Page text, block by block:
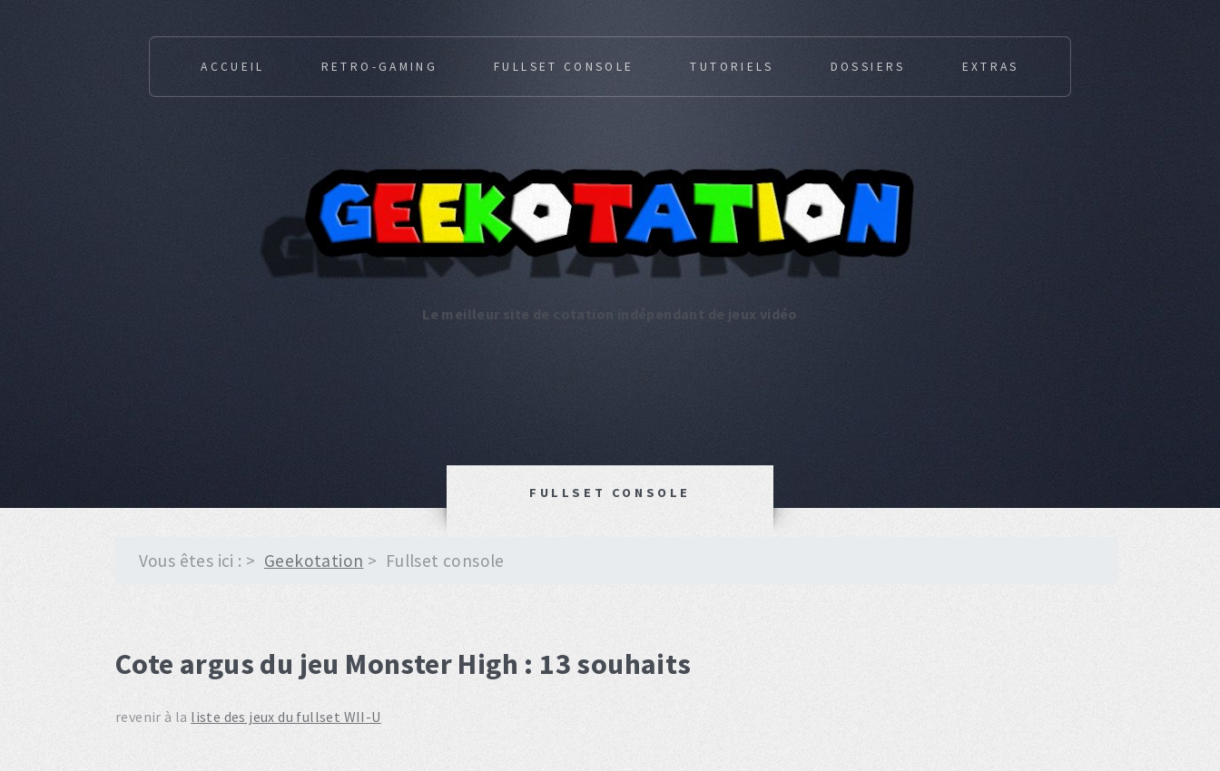
Le meilleur site de cotation indépendant de jeux vidéo
ACCUEIL RETRO-GAMING FULLSET CONSOLE TUTORIELS DOSSIERS EXTRAS
FULLSET CONSOLE
Vous êtes ici : Geekotation Fullset console
Cote argus du jeu Monster High : 13 souhaits
revenir à la liste des jeux du fullset WII-U